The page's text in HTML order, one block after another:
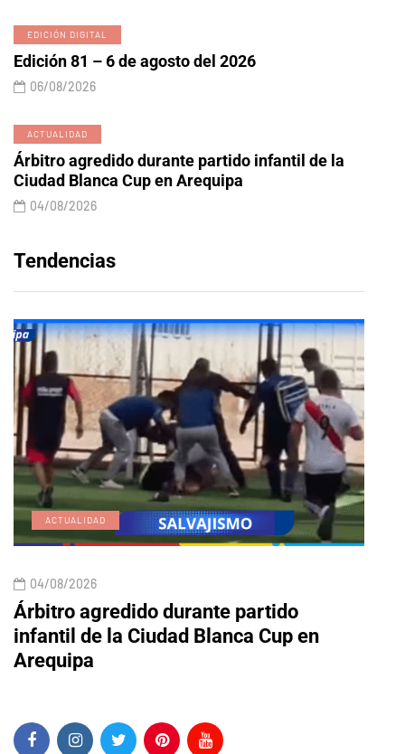
EDICIÓN DIGITAL
Edición 81 – 6 de agosto del 2026
06/08/2026
ACTUALIDAD
Árbitro agredido durante partido infantil de la
Ciudad Blanca Cup en Arequipa
04/08/2026
Tendencias
ACTUALIDAD
04/08/2026
Árbitro agredido durante partido
infantil de la Ciudad Blanca Cup en
Arequipa